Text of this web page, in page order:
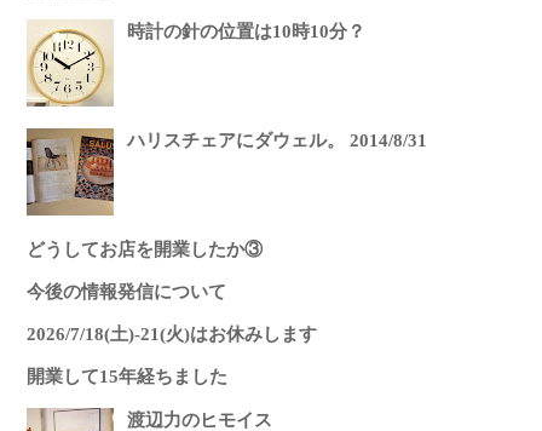
時計の針の位置は10時10分？
ハリスチェアにダウェル。 2014/8/31
どうしてお店を開業したか③
今後の情報発信について
2026/7/18(土)-21(火)はお休みします
開業して15年経ちました
渡辺力のヒモイス